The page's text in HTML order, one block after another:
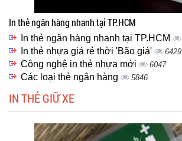
In thẻ ngân hàng nhanh tại TP.HCM
In thẻ ngân hàng nhanh tại TP.HCM
In thẻ nhựa giá rẻ thời 'Bão giá' 6429
Công nghệ in thẻ nhựa mới 6047
Các loại thẻ ngân hàng 5846
IN THẺ GIỮ XE